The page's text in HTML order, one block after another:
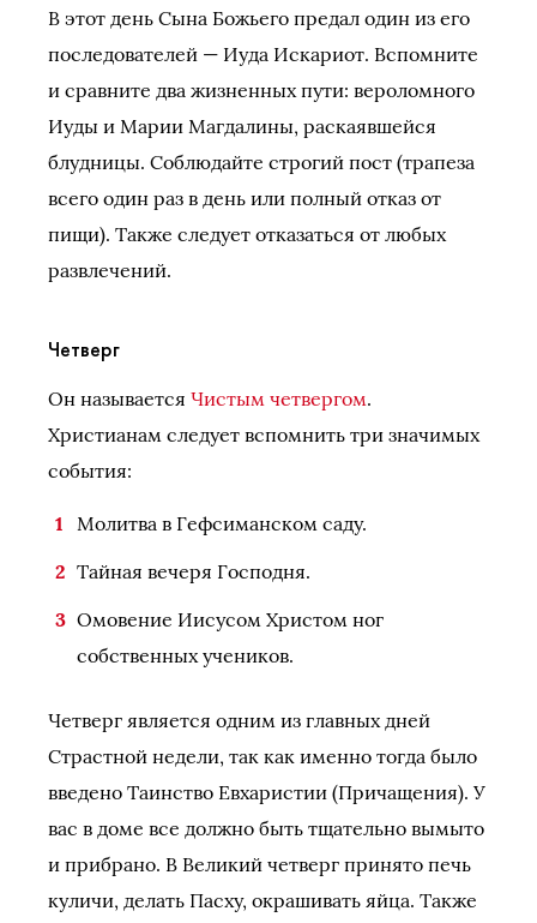
В этот день Сына Божьего предал один из его
последователей — Иуда Искариот. Вспомните
и сравните два жизненных пути: вероломного
Иуды и Марии Магдалины, раскаявшейся
блудницы. Соблюдайте строгий пост (трапеза
всего один раз в день или полный отказ от
пищи). Также следует отказаться от любых
развлечений.
Четверг
Он называется Чистым четвергом.
Христианам следует вспомнить три значимых
события:
Молитва в Гефсиманском саду.
Тайная вечеря Господня.
Омовение Иисусом Христом ног
собственных учеников.
Четверг является одним из главных дней
Страстной недели, так как именно тогда было
введено Таинство Евхаристии (Причащения). У
вас в доме все должно быть тщательно вымыто
и прибрано. В Великий четверг принято печь
куличи, делать Пасху, окрашивать яйца. Также